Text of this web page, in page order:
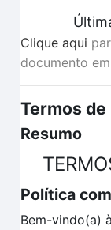
Clique aqui
documento em
Termos de
Resumo
Política
Bem-vindo(a)